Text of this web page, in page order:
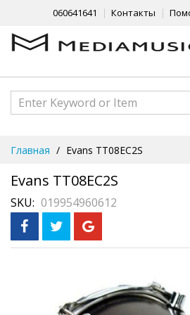
060641641 Контакты
Content
Главная Evans TT08EC2S
Evans TT08EC2S
SKU 019954960612